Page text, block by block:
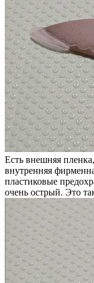
Есть внешняя
внутренняя
пластиковые
очень острый. Это